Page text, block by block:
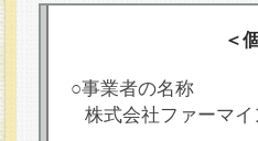
＜
○事業者の名称
株式会社ファーマイ